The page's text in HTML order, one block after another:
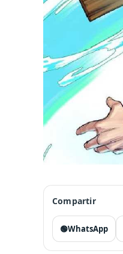
Compartir
🟢WhatsApp